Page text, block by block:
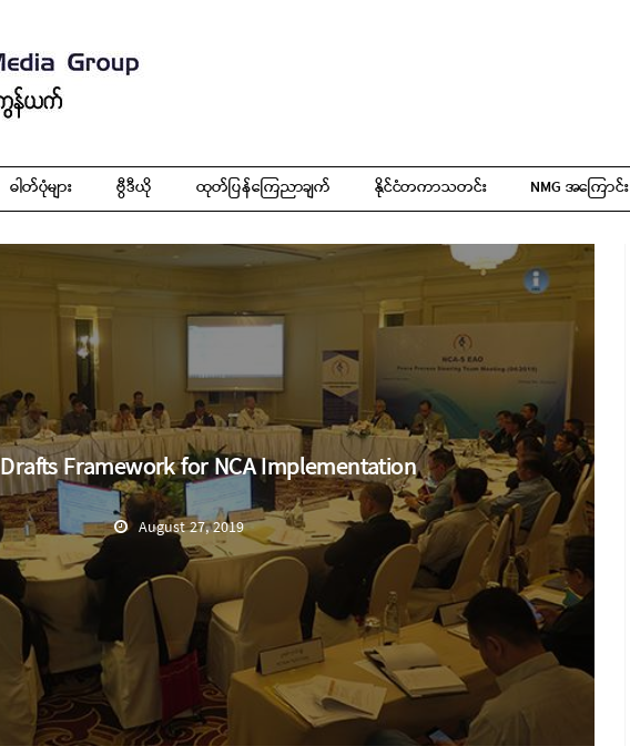
ဓါတ်ပုံများ ဗွီဒီယို ထုတ်ပြန်ကြေညာချက် နိုင်ငံတကာသတင်း NMG အကြောင်း
Framework for NCA Implementation
August 27, 2019